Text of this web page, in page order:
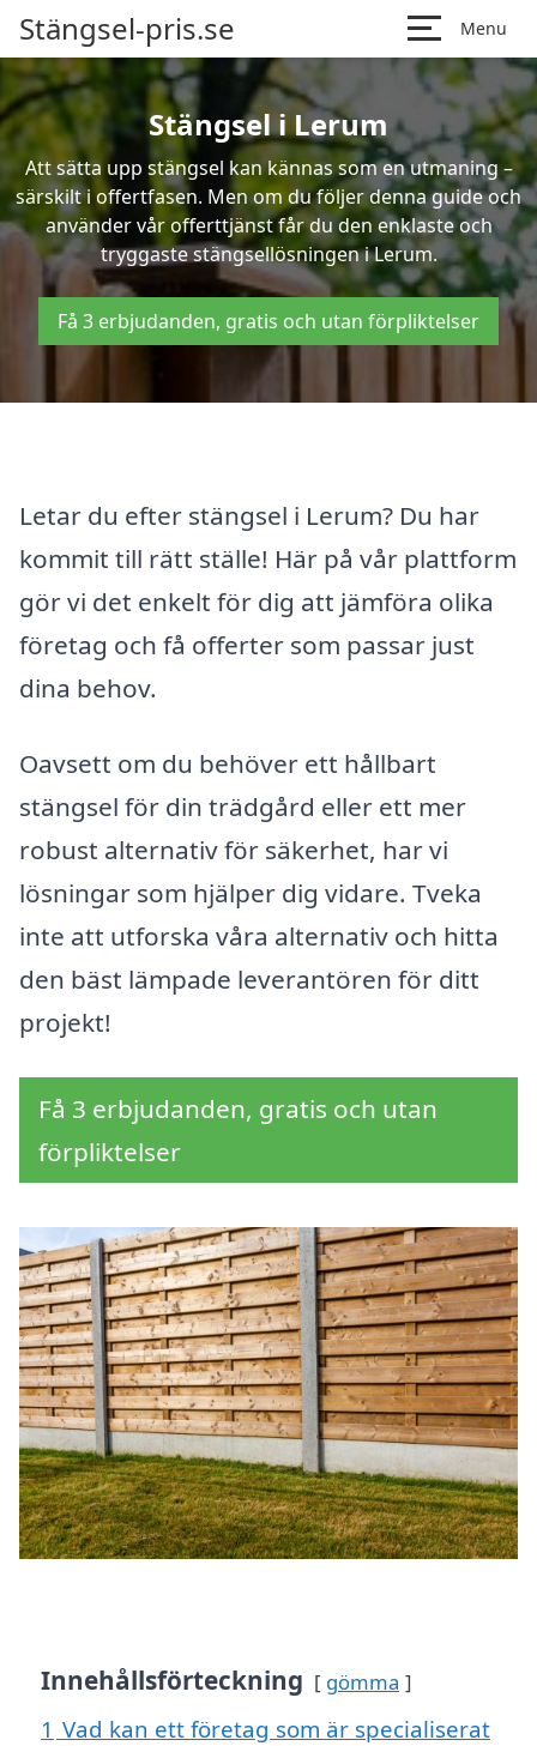
Stängsel-pris.se Menu
Stängsel i Lerum
Att sätta upp stängsel kan kännas som en utmaning –
särskilt i offertfasen. Men om du följer denna guide och
använder vår offerttjänst får du den enklaste och
tryggaste stängsellösningen i Lerum.
Få 3 erbjudanden, gratis och utan förpliktelser
Letar du efter stängsel i Lerum? Du har
kommit till rätt ställe! Här på vår plattform
gör vi det enkelt för dig att jämföra olika
företag och få offerter som passar just
dina behov.
Oavsett om du behöver ett hållbart
stängsel för din trädgård eller ett mer
robust alternativ för säkerhet, har vi
lösningar som hjälper dig vidare. Tveka
inte att utforska våra alternativ och hitta
den bäst lämpade leverantören för ditt
projekt!
Få 3 erbjudanden, gratis och utan
förpliktelser
Innehållsförteckning gömma
1 Vad kan ett företag som är specialiserat